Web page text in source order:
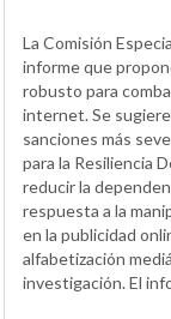
La Comisión
informe que
robusto para
internet. Se
sanciones más
para la Resiliencia
reducir la
respuesta a la
en la publicidad
alfabetización
investigación. El